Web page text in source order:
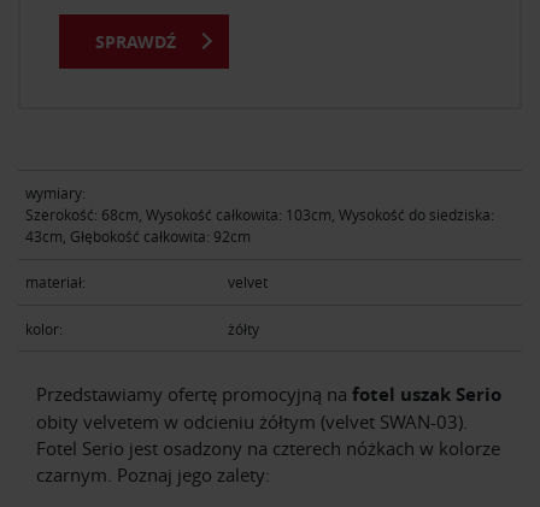
wymiary:
Szerokość: 68cm, Wysokość całkowita: 103cm, Wysokość do siedziska:
43cm, Głębokość całkowita: 92cm
materiał: velvet
kolor: żółty
Przedstawiamy ofertę promocyjną na fotel uszak Serio
obity velvetem w odcieniu żółtym (velvet SWAN-03).
Fotel Serio jest osadzony na czterech nóżkach w kolorze
czarnym. Poznaj jego zalety:
SPRAWDŹ